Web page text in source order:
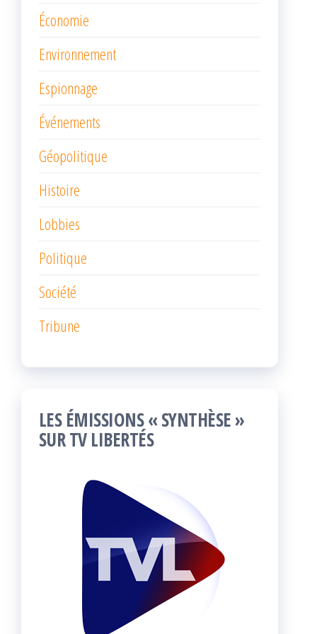
Économie
Environnement
Espionnage
Événements
Géopolitique
Histoire
Lobbies
Politique
Société
Tribune
LES ÉMISSIONS « SYNTHÈSE »
SUR TV LIBERTÉS